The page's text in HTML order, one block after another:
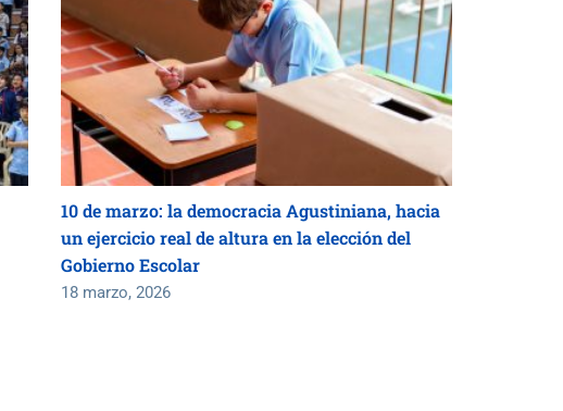
10 de marzo: la democracia Agustiniana, hacia
un ejercicio real de altura en la elección del
Gobierno Escolar
18 marzo, 2026